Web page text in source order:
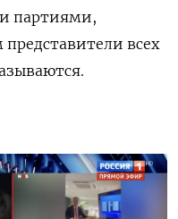
партиями,
всех